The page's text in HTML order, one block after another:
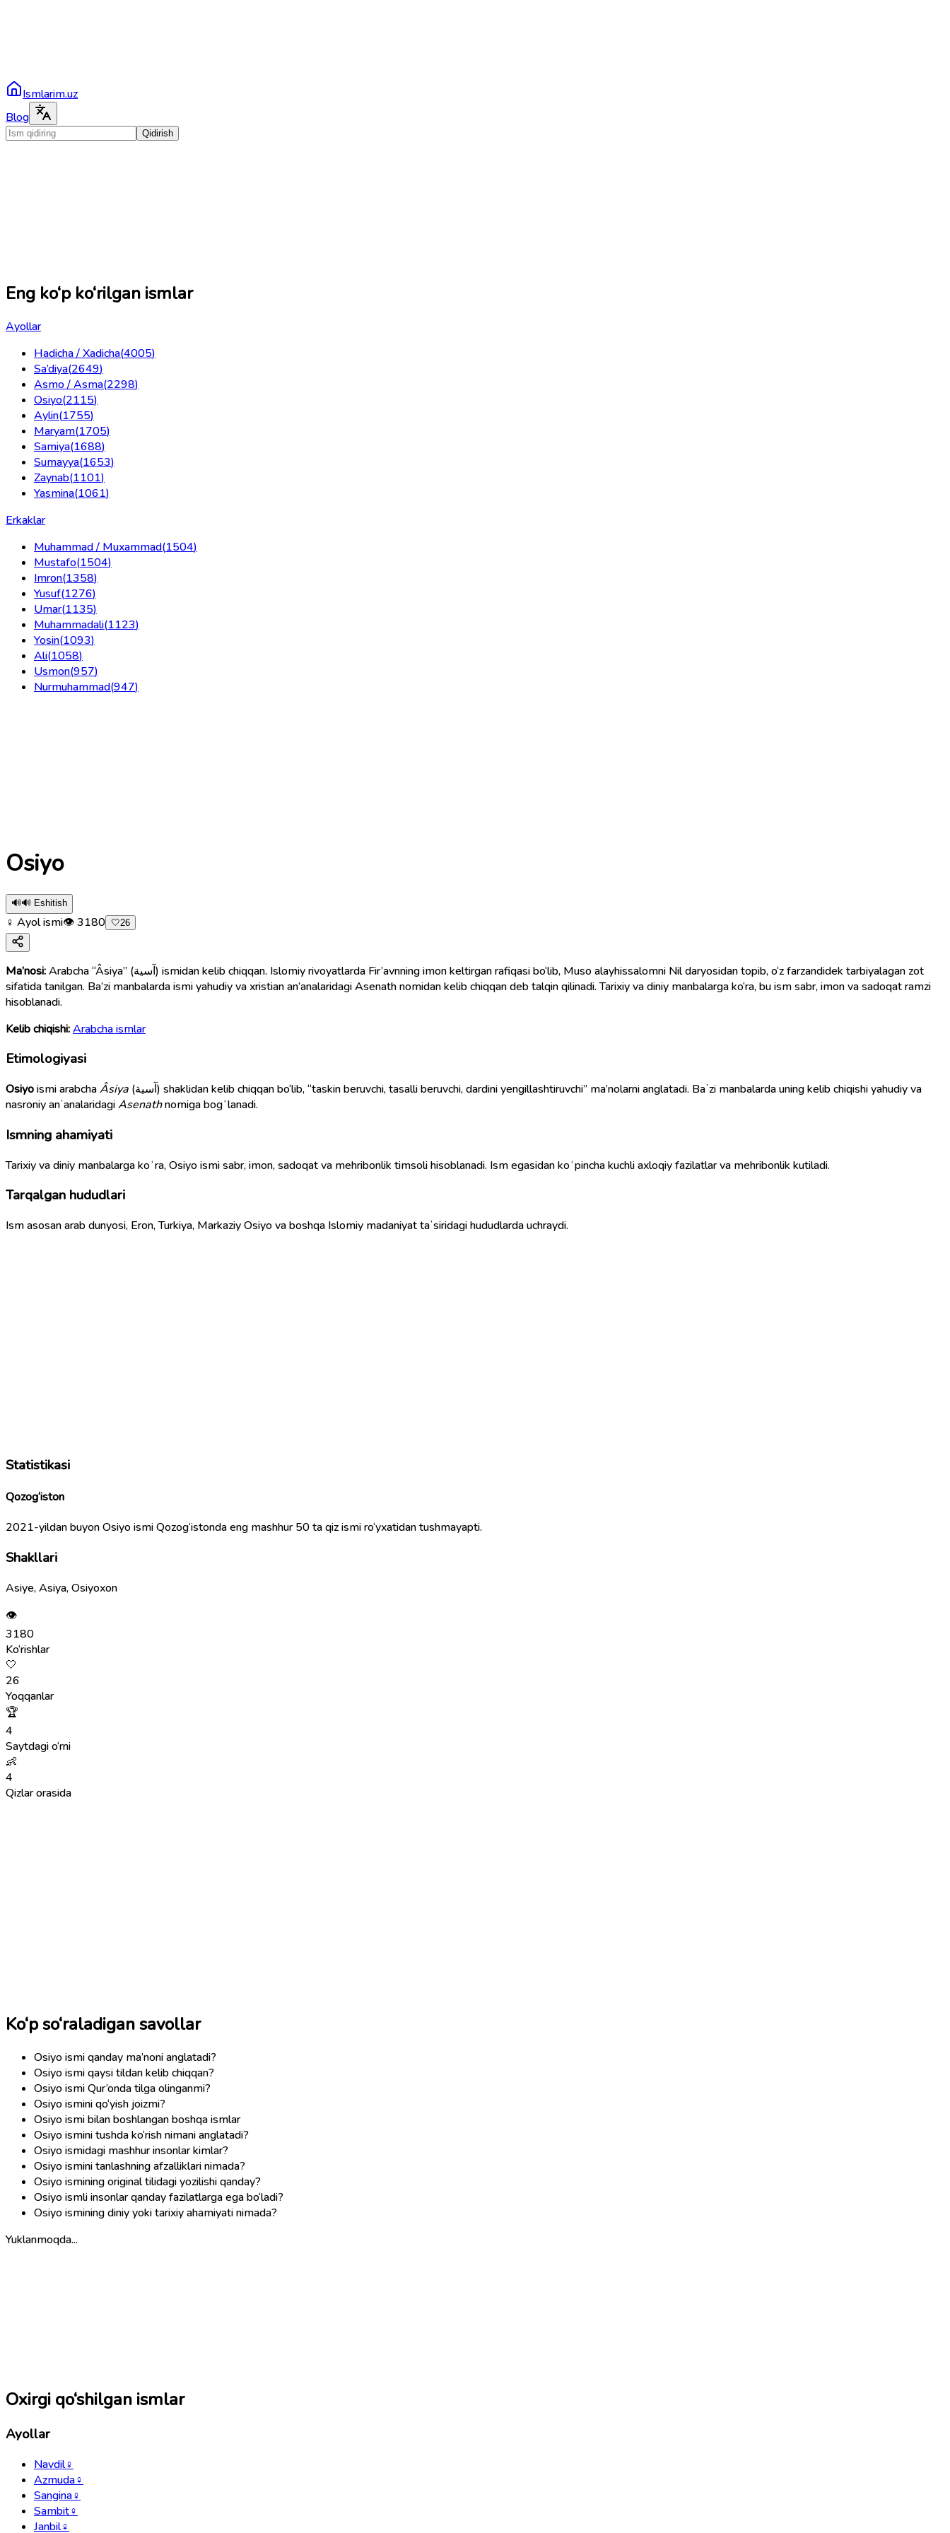
Ismlarim.uz
Blog
Qidirish
Eng ko‘p ko‘rilgan ismlar
Ayollar
Hadicha / Xadicha(4005)
Sa’diya(2649)
Asmo / Asma(2298)
Osiyo(2115)
Aylin(1755)
Maryam(1705)
Samiya(1688)
Sumayya(1653)
Zaynab(1101)
Yasmina(1061)
Erkaklar
Muhammad / Muxammad(1504)
Mustafo(1504)
Imron(1358)
Yusuf(1276)
Umar(1135)
Muhammadali(1123)
Yosin(1093)
Ali(1058)
Usmon(957)
Nurmuhammad(947)
Osiyo
🔊🔊 Eshitish
♀ Ayol ismi👁3180 🤍26
Ma’nosi:Arabcha “Âsiya” (آسية) ismidan kelib chiqqan. Islomiy rivoyatlarda Fir’avnning imon keltirgan rafiqasi bo‘lib, Muso alayhissalomni Nil daryosidan topib, o‘z farzandidek tarbiyalagan zot
sifatida tanilgan. Ba’zi manbalarda ismi yahudiy va xristian an’analaridagi Asenath nomidan kelib chiqqan deb talqin qilinadi. Tarixiy va diniy manbalarga ko‘ra, bu ism sabr, imon va sadoqat ramzi
hisoblanadi.
Kelib chiqishi:Arabcha ismlar
Etimologiyasi
Osiyoismi arabchaÂsiya (آسية) shaklidan kelib chiqqan bo‘lib, “taskin beruvchi, tasalli beruvchi, dardini yengillashtiruvchi” ma’nolarni anglatadi. Baʼzi manbalarda uning kelib chiqishi yahudiy va
nasroniy anʼanalaridagiAsenathnomiga bogʻlanadi.
Ismning ahamiyati
Tarixiy va diniy manbalarga koʻra, Osiyo ismi sabr, imon, sadoqat va mehribonlik timsoli hisoblanadi. Ism egasidan koʻpincha kuchli axloqiy fazilatlar va mehribonlik kutiladi.
Tarqalgan hududlari
Ism asosan arab dunyosi, Eron, Turkiya, Markaziy Osiyo va boshqa Islomiy madaniyat taʼsiridagi hududlarda uchraydi.
Statistikasi
Qozog‘iston
2021-yildan buyon Osiyo ismi Qozog‘istonda eng mashhur 50 ta qiz ismi ro‘yxatidan tushmayapti.
Shakllari
Asiye, Asiya, Osiyoxon
👁
3180
Ko‘rishlar
🤍
26
Yoqqanlar
🏆
4
Saytdagi o‘rni
👶
4
Qizlar orasida
Ko‘p so‘raladigan savollar
Osiyo ismi qanday ma’noni anglatadi?
Osiyo ismi qaysi tildan kelib chiqqan?
Osiyo ismi Qur’onda tilga olinganmi?
Osiyo ismini qo‘yish joizmi?
Osiyo ismi bilan boshlangan boshqa ismlar
Osiyo ismini tushda ko‘rish nimani anglatadi?
Osiyo ismidagi mashhur insonlar kimlar?
Osiyo ismini tanlashning afzalliklari nimada?
Osiyo ismining original tilidagi yozilishi qanday?
Osiyo ismli insonlar qanday fazilatlarga ega bo‘ladi?
Osiyo ismining diniy yoki tarixiy ahamiyati nimada?
Yuklanmoqda...
Oxirgi qo‘shilgan ismlar
Ayollar
Navdil♀
Azmuda♀
Sangina♀
Sambit♀
Janbil♀